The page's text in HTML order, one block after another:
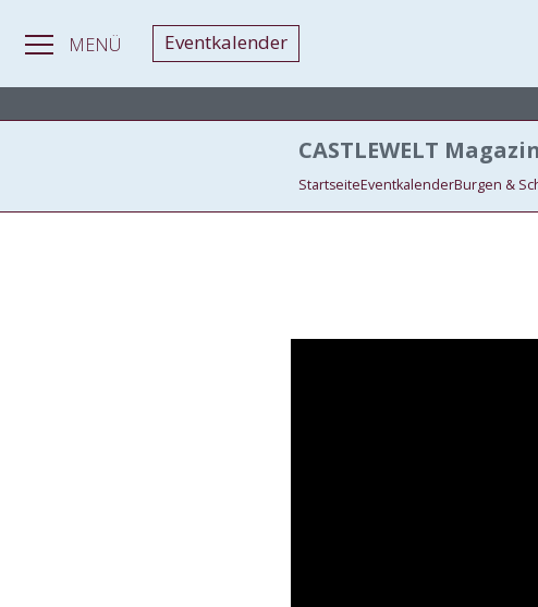
MENÜ Eventkalender
CASTLEWELT Magazin
StartseiteEventkalenderBurgen &